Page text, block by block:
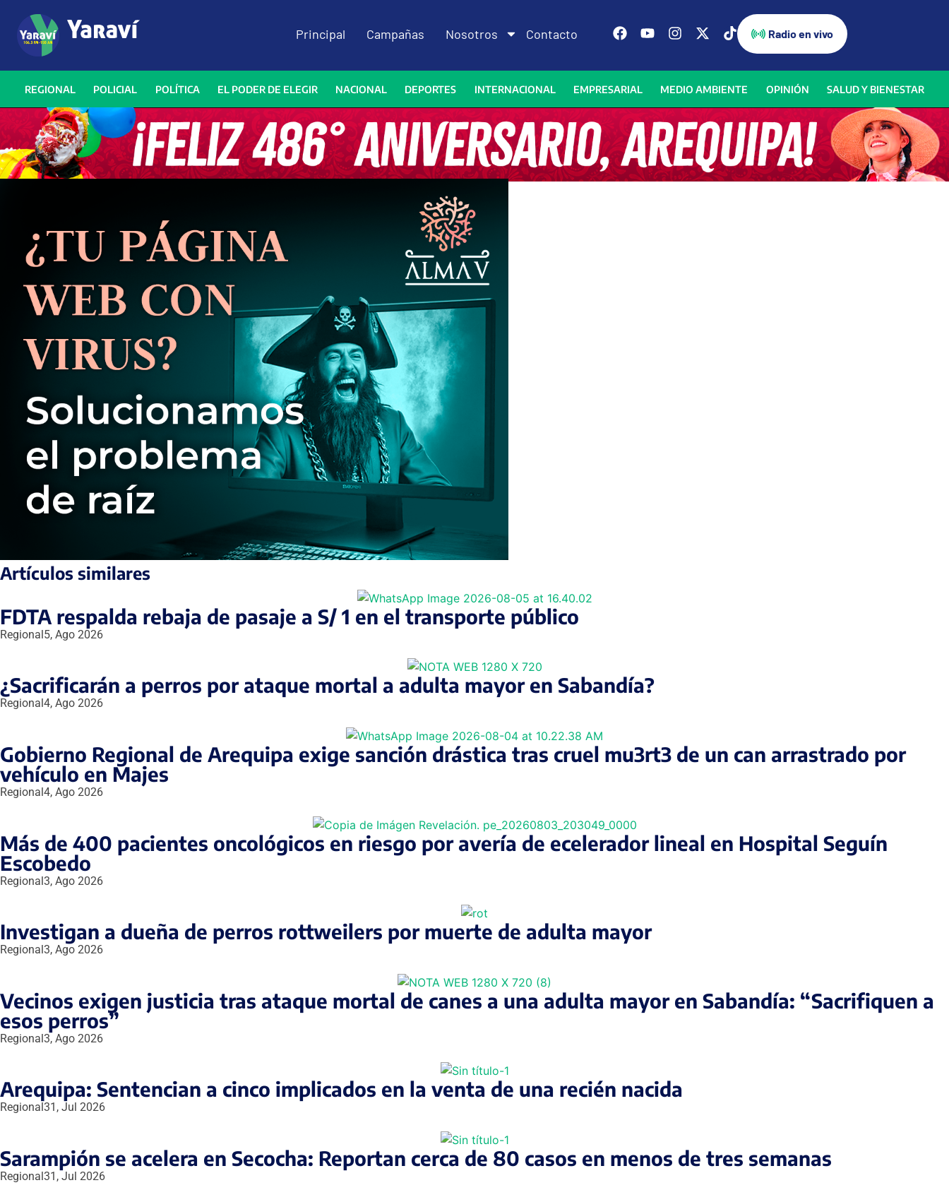
Principal Campañas Nosotros Contacto Radio en vivo
REGIONAL POLICIAL POLÍTICA EL PODER DE ELEGIR NACIONAL DEPORTES INTERNACIONAL EMPRESARIAL MEDIO AMBIENTE OPINIÓN SALUD Y BIENESTAR
Artículos similares
FDTA respalda rebaja de pasaje a S/ 1 en el transporte público
Regional5, Ago 2026
¿Sacrificarán a perros por ataque mortal a adulta mayor en Sabandía?
Regional 4, Ago 2026
Gobierno Regional de Arequipa exige sanción drástica tras cruel mu3rt3 de un can arrastrado por
vehículo en Majes
Regional4, Ago 2026
Más de 400 pacientes oncológicos en riesgo por avería de ecelerador lineal en Hospital Seguín
Escobedo
Regional3, Ago 2026
Investigan a dueña de perros rottweilers por muerte de adulta mayor
Regional 3, Ago 2026
Vecinos exigen justicia tras ataque mortal de canes a una adulta mayor en Sabandía: “Sacrifiquen a
esos perros”
Regional3, Ago 2026
Arequipa: Sentencian a cinco implicados en la venta de una recién nacida
Regional 31, Jul 2026
Sarampión se acelera en Secocha: Reportan cerca de 80 casos en menos de tres semanas
Regional31, Jul 2026